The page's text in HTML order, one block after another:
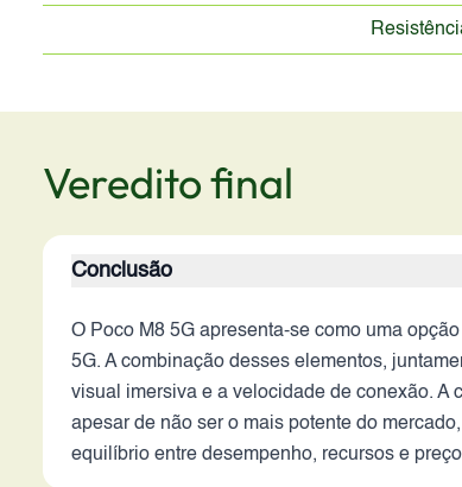
Veredito final
Conclusão
O Poco M8 5G apresenta-se como uma
5G. A combinação desses elementos,
visual imersiva e a velocidade de conexão. A
apesar de não ser o mais potente do
equilíbrio entre desempenho, recursos e